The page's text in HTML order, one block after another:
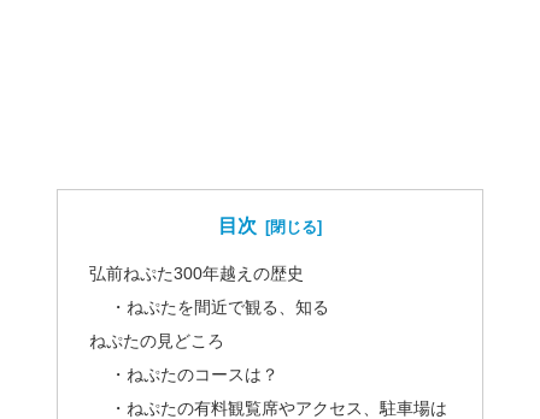
目次
弘前ねぷた300年越えの歴史
・ねぷたを間近で観る、知る
ねぷたの見どころ
・ねぷたのコースは？
・ねぷたの有料観覧席やアクセス、駐車場は